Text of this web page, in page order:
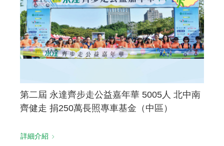
第二屆 永達齊步走公益嘉年華 5005人 北中南
齊健走 捐250萬長照專車基金（中區）
詳細介紹